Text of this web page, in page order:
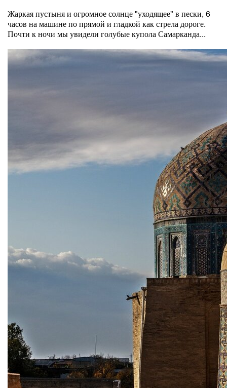
Жаркая пустыня и огромное солнце "уходящее" в пески, 6
часов на машине по прямой и гладкой как стрела дороге.
Почти к ночи мы увидели голубые купола Самарканда...